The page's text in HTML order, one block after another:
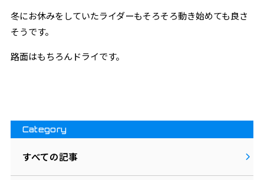
冬にお休みをしていたライダーもそろそろ動き始めても良さ
そうです。
路面はもちろんドライです。
Category
すべての記事